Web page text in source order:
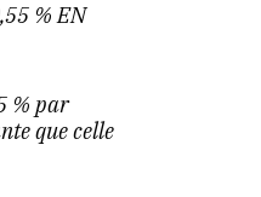
% EN
% par
que celle